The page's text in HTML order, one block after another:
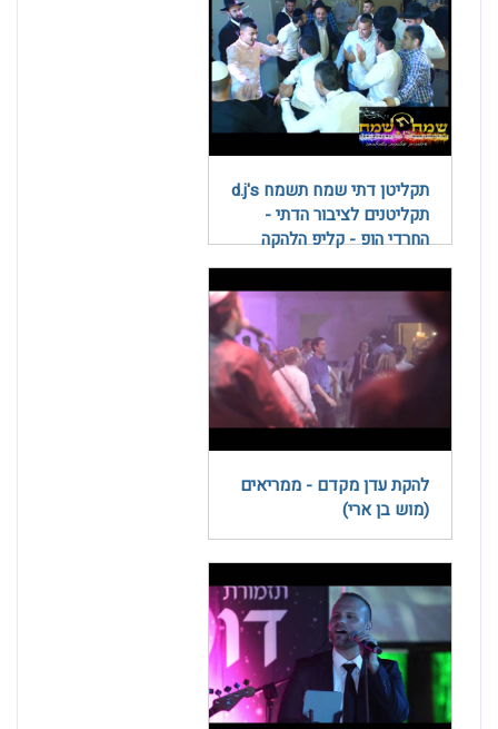
תקליטן דתי שמח תשמח d.j's
תקליטנים לציבור הדתי -
החרדי הופ - קליפ הלהקה
להקת עדן מקדם - ממריאים
(מוש בן ארי)